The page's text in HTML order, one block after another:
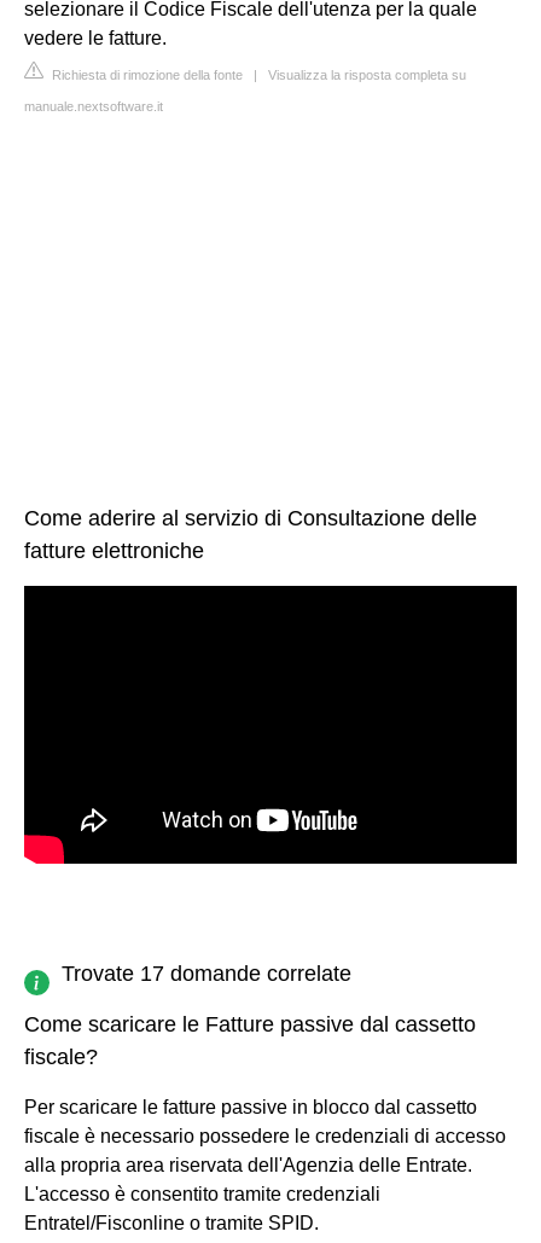
selezionare il Codice Fiscale dell'utenza per la quale
vedere le fatture.
Richiesta di rimozione della fonte | Visualizza la risposta completa su
manuale.nextsoftware.it
Come aderire al servizio di Consultazione delle
fatture elettroniche
Trovate 17 domande correlate
Come scaricare le Fatture passive dal cassetto
fiscale?
Per scaricare le fatture passive in blocco dal cassetto
fiscale è necessario possedere le credenziali di accesso
alla propria area riservata dell'Agenzia delle Entrate.
L'accesso è consentito tramite credenziali
Entratel/Fisconline o tramite SPID.